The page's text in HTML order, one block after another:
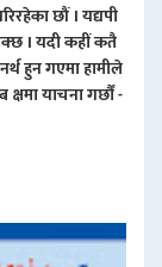
छौं । यद्यपी
। यदी कहीं कतै
हुन गएमा हामीले
याचना गर्छौं -